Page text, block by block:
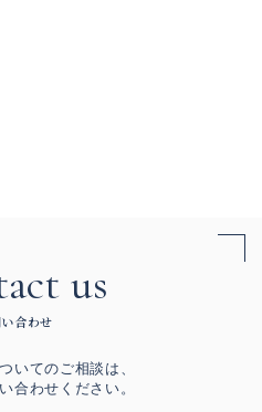
us
合わせ
いてのご相談は、
合わせください。